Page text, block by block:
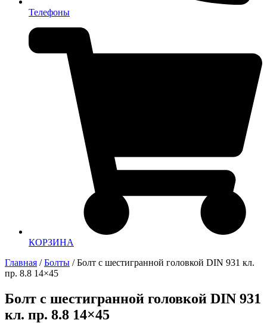
Телефоны
КОРЗИНА
Главная /Болты / Болт с шестигранной головкой DIN 931 кл.
пр. 8.8 14×45
Болт с шестигранной головкой DIN 931
кл. пр. 8.8 14×45